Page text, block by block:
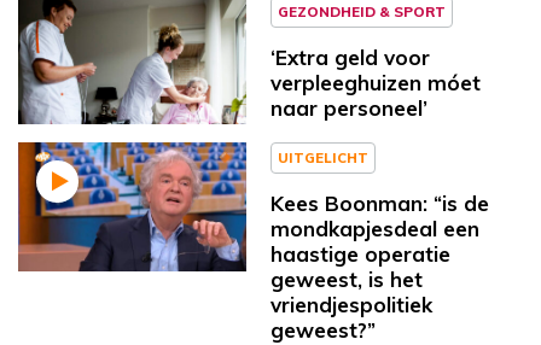
GEZONDHEID & SPORT
‘Extra geld voor
verpleeghuizen móet
naar personeel’
UITGELICHT
Kees Boonman: “is de
mondkapjesdeal een
haastige operatie
geweest, is het
vriendjespolitiek
geweest?”